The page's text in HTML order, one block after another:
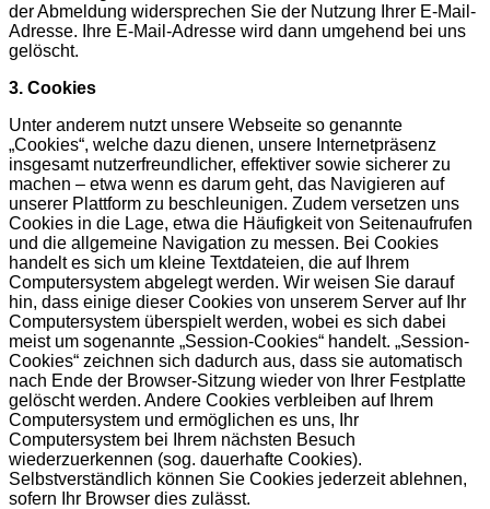
der Abmeldung widersprechen Sie der Nutzung Ihrer E-Mail-
Adresse. Ihre E-Mail-Adresse wird dann umgehend bei uns
gelöscht.
3. Cookies
Unter anderem nutzt unsere Webseite so genannte
„Cookies“, welche dazu dienen, unsere Internetpräsenz
insgesamt nutzerfreundlicher, effektiver sowie sicherer zu
machen – etwa wenn es darum geht, das Navigieren auf
unserer Plattform zu beschleunigen. Zudem versetzen uns
Cookies in die Lage, etwa die Häufigkeit von Seitenaufrufen
und die allgemeine Navigation zu messen. Bei Cookies
handelt es sich um kleine Textdateien, die auf Ihrem
Computersystem abgelegt werden. Wir weisen Sie darauf
hin, dass einige dieser Cookies von unserem Server auf Ihr
Computersystem überspielt werden, wobei es sich dabei
meist um sogenannte „Session-Cookies“ handelt. „Session-
Cookies“ zeichnen sich dadurch aus, dass sie automatisch
nach Ende der Browser-Sitzung wieder von Ihrer Festplatte
gelöscht werden. Andere Cookies verbleiben auf Ihrem
Computersystem und ermöglichen es uns, Ihr
Computersystem bei Ihrem nächsten Besuch
wiederzuerkennen (sog. dauerhafte Cookies).
Selbstverständlich können Sie Cookies jederzeit ablehnen,
sofern Ihr Browser dies zulässt.